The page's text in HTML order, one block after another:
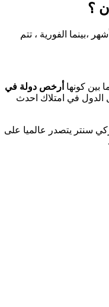
الزراعة التقليدية قد تستغرق من 3 الى 6 أشهر ،بينما الفورية ، تتم
بين كونها أرخص دولة في
الدول في امتلاك احدث
سنتر يتصدر عالميا على